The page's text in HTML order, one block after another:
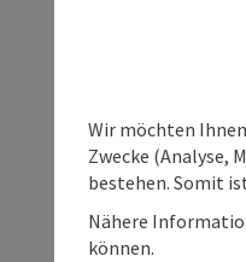
Wir möchten
Zwecke (Analyse,
bestehen. Somit
Nähere
können.